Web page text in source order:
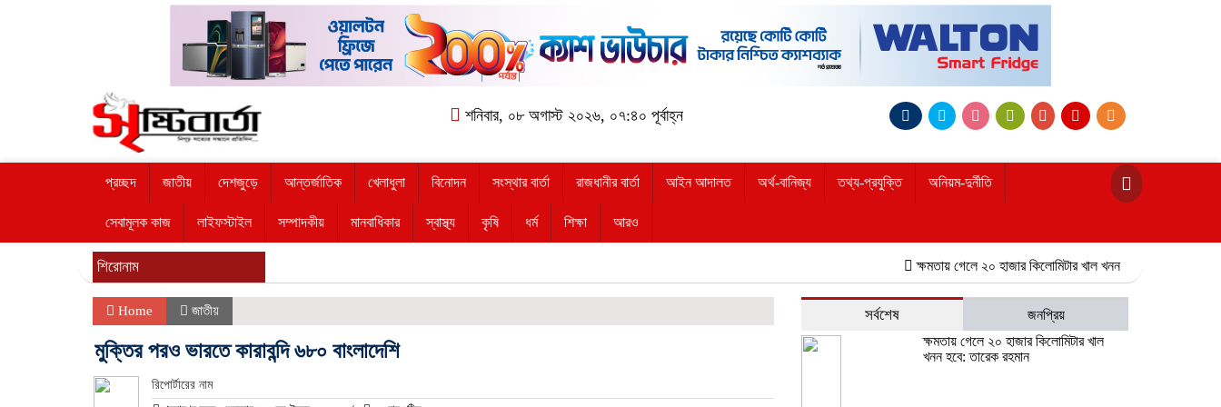
শনিবার, ০৮ অগাস্ট ২০২৬, ০৭:৪০ পূর্বাহ্ন
প্রচ্ছদ জাতীয় দেশজুড়ে আন্তর্জাতিক খেলাধুলা বিনোদন সংস্থার বার্তা রাজধানীর বার্তা আইন আদালত অর্থ-বানিজ্য তথ্য-প্রযুক্তি অনিয়ম-দুর্নীতি
সেবামূলক কাজ লাইফস্টাইল সম্পাদকীয় মানবাধিকার স্বাস্থ্য কৃষি ধর্ম শিক্ষা আরও
শিরোনাম ক্ষমতায় গেলে ২০ হাজার কিলোমিটার খাল খনন হবে: তারেক রহমান
Home জাতীয়
মুক্তির পরও ভারতে কারাবন্দি ৬৮০ বাংলাদেশি
রিপোর্টারের নাম
সর্বশেষ
জনপ্রিয়
ক্ষমতায় গেলে ২০ হাজার কিলোমিটার খাল
খনন হবে: তারেক রহমান